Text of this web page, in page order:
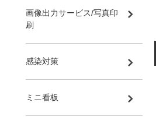
画像出力サービス/写真印
刷
感染対策
ミニ看板